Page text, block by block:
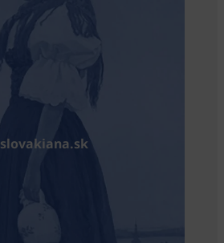
slovakiana.sk